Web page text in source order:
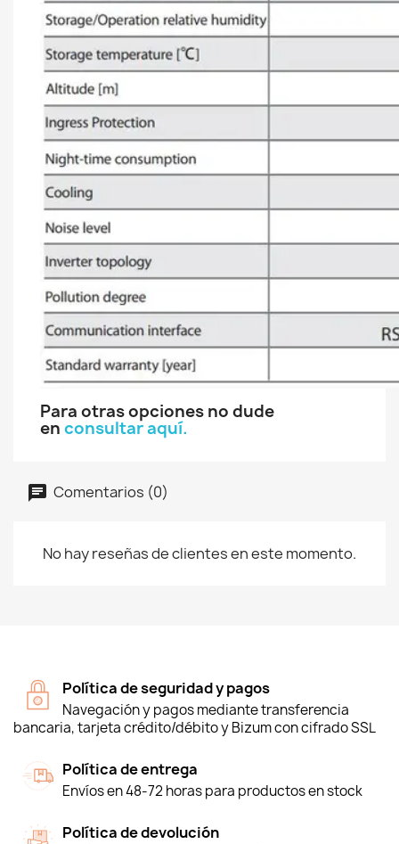
Para otras opciones no dude
en consultar aquí.
Comentarios (0)
No hay reseñas de clientes en este momento.
Política de seguridad y pagos
Navegación y pagos mediante transferencia
bancaria, tarjeta crédito/débito y Bizum con cifrado SSL
Política de entrega
Envíos en 48-72 horas para productos en stock
Política de devolución